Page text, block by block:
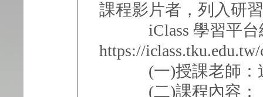
課程影片者，列入研
iClass 學習平台
https://
(一)授課老師：遠
(二)課程內容：